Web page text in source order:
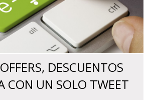
DESCUENTOS
CON UN SOLO TWEET